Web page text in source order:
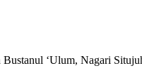
‘Ulum, Nagari